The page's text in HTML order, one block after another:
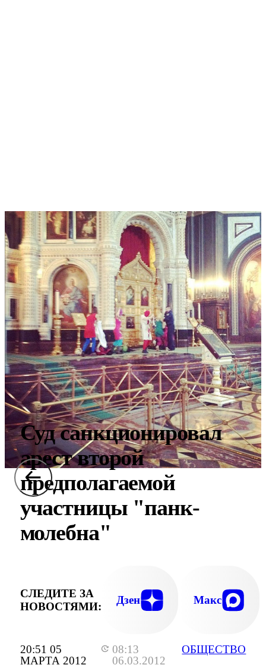
20:51 05
МАРТА 2012
08:13
06.03.2012
ОБЩЕСТВО
Суд санкционировал
арест второй
предполагаемой
участницы "панк-
молебна"
СЛЕДИТЕ ЗА
НОВОСТЯМИ:
Дзен Макс